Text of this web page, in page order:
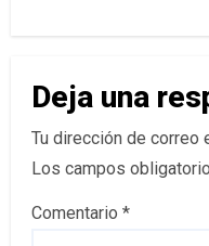
Deja una
Tu dirección de correo
Los campos
Comentario *